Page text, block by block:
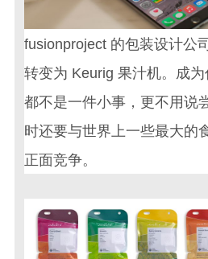
fusionproject 的包装设计公司
转变为 Keurig 果汁机。成
都不是一件小事，更不用说
时还要与世界上一些最大的
正面竞争。